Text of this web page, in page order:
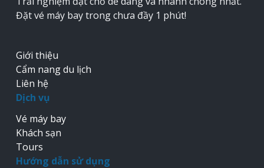
Đặt vé máy bay trong chưa đầy 1 phút!
Giới thiệu
Cẩm nang du lịch
Liên hệ
Dịch vụ
Vé máy bay
Khách sạn
Tours
Hướng dẫn sử dụng